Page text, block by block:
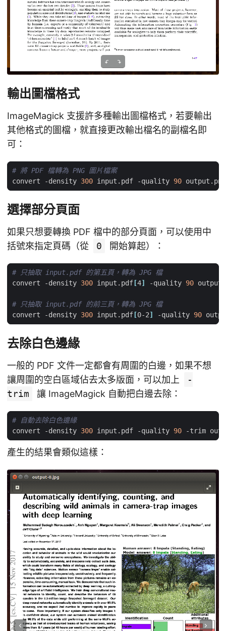
輸出圖檔格式
ImageMagick 支援許多種輸出圖檔格式，若要輸出
其他格式的圖檔，就直接更改輸出檔名的副檔名即
可：
# 將 PDF 檔轉為 PNG 圖片檔案
convert -density 300 input.pdf -quality 90
選擇部分頁面
如果只想要轉換 PDF 檔中的部分頁面，可以使用中
括號來指定頁碼（從
0 開始算起）：
# 只抽取 input.pdf 的第五頁，轉為 JPG 檔
convert -density 300 input.pdf[4] -quality 90
# 只抽取 input.pdf 的前三頁，轉為 JPG 檔
convert -density 300 input.pdf[0-2] -quality 90
去除白色邊緣
一般的 PDF 文件一定都會有周圍的白邊，如果不想
讓周圍的空白區域佔去太多版面，可以加上
-
trim
讓 ImageMagick 自動把白邊去除：
# 自動去除白色邊緣
convert -density 300 input.pdf -quality 90
產生的結果會類似這樣：